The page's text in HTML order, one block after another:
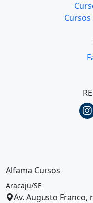
Cursos
Alfama Cursos
Aracaju/SE
Av. Augusto Franco,